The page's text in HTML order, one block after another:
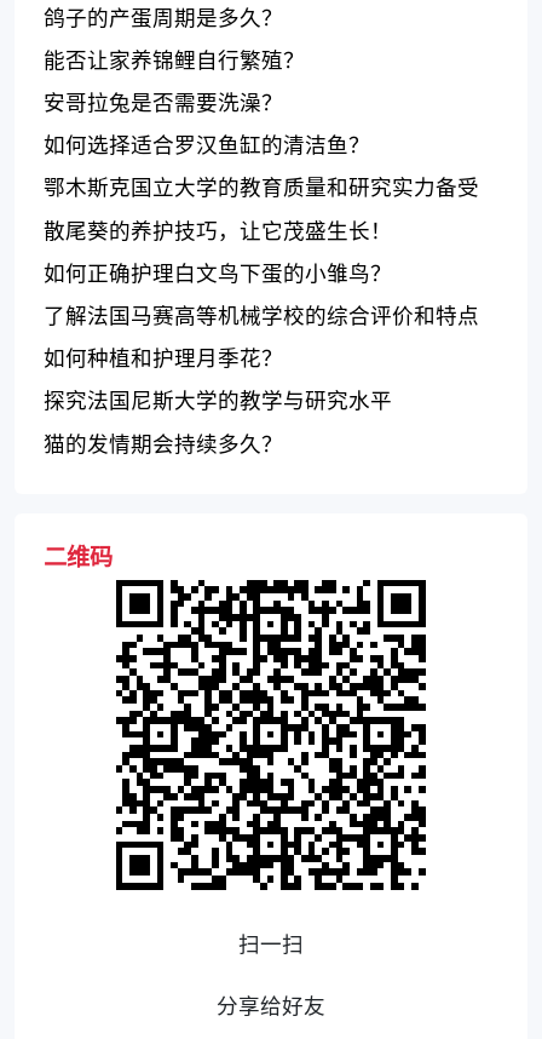
鸽子的产蛋周期是多久？
能否让家养锦鲤自行繁殖？
安哥拉兔是否需要洗澡？
如何选择适合罗汉鱼缸的清洁鱼？
鄂木斯克国立大学的教育质量和研究实力备受
认可
散尾葵的养护技巧，让它茂盛生长！
如何正确护理白文鸟下蛋的小雏鸟？
了解法国马赛高等机械学校的综合评价和特点
如何种植和护理月季花？
探究法国尼斯大学的教学与研究水平
猫的发情期会持续多久？
二维码
扫一扫
分享给好友